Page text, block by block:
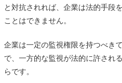
と対抗されれば、企業は法的手段
ことはできません。
企業は一定の監視権限を持つべき
で、一方的な監視が法的に許され
らです。